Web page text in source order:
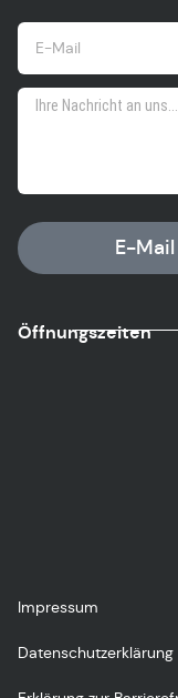
E-
Öffnungszeiten
Impressum
Datenschutzerklärung